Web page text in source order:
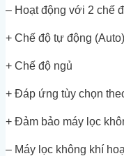
– Hoạt động với 2 chế
+ Chế độ tự động (Auto)
+ Chế độ ngủ
+ Đáp ứng tùy chọn
+ Đảm bảo máy lọc
– Máy lọc không khí